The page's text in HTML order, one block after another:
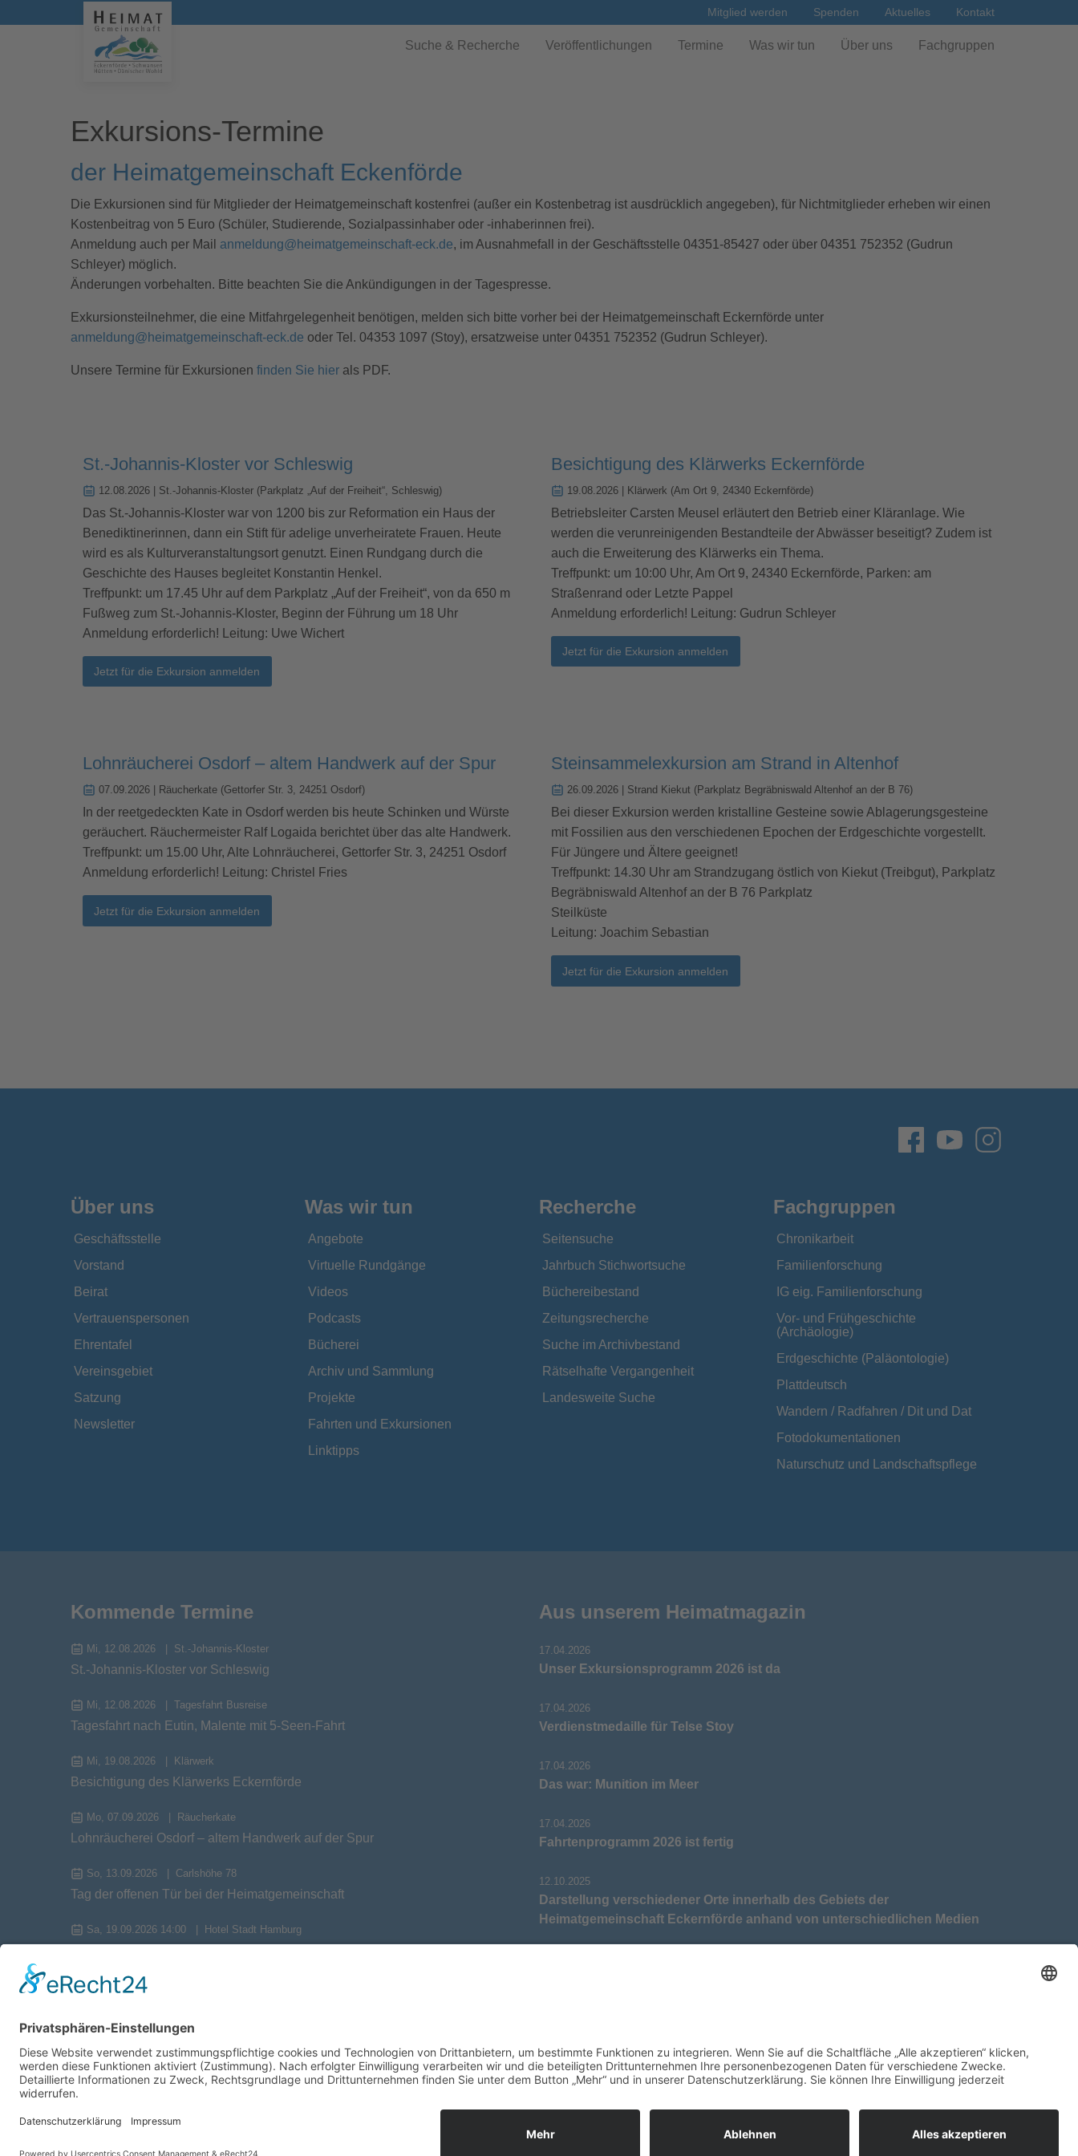
Mitglied werden Spenden Aktuelles Kontakt
Suche & Recherche Veröffentlichungen Termine Was wir tun Über uns Fachgruppen
Exkursions-Termine
der Heimatgemeinschaft Eckenförde
Die Exkursionen sind für Mitglieder der Heimatgemeinschaft kostenfrei (außer ein Kostenbetrag ist ausdrücklich angegeben), für Nichtmitglieder erheben wir einen
Kostenbeitrag von 5 Euro (Schüler, Studierende, Sozialpassinhaber oder -inhaberinnen frei).
Anmeldung auch per Mail anmeldung@heimatgemeinschaft-eck.de, im Ausnahmefall in der Geschäftsstelle 04351-85427 oder über 04351 752352 (Gudrun
Schleyer) möglich.
Änderungen vorbehalten. Bitte beachten Sie die Ankündigungen in der Tagespresse.
Exkursionsteilnehmer, die eine Mitfahrgelegenheit benötigen, melden sich bitte vorher bei der Heimatgemeinschaft Eckernförde unter
anmeldung@heimatgemeinschaft-eck.de oder Tel. 04353 1097 (Stoy), ersatzweise unter 04351 752352 (Gudrun Schleyer).
Unsere Termine für Exkursionen finden Sie hier als PDF.
St.-Johannis-Kloster vor Schleswig
12.08.2026 | St.-Johannis-Kloster (Parkplatz „Auf der Freiheit“, Schleswig)
Das St.-Johannis-Kloster war von 1200 bis zur Reformation ein Haus der
Benediktinerinnen, dann ein Stift für adelige unverheiratete Frauen. Heute
wird es als Kulturveranstaltungsort genutzt. Einen Rundgang durch die
Geschichte des Hauses begleitet Konstantin Henkel.
Treffpunkt: um 17.45 Uhr auf dem Parkplatz „Auf der Freiheit“, von da 650 m
Fußweg zum St.-Johannis-Kloster, Beginn der Führung um 18 Uhr
Anmeldung erforderlich! Leitung: Uwe Wichert
Jetzt für die Exkursion anmelden
Besichtigung des Klärwerks Eckernförde
19.08.2026 | Klärwerk (Am Ort 9, 24340 Eckernförde)
Betriebsleiter Carsten Meusel erläutert den Betrieb einer Kläranlage. Wie
werden die verunreinigenden Bestandteile der Abwässer beseitigt? Zudem ist
auch die Erweiterung des Klärwerks ein Thema.
Treffpunkt: um 10:00 Uhr, Am Ort 9, 24340 Eckernförde, Parken: am
Straßenrand oder Letzte Pappel
Anmeldung erforderlich! Leitung: Gudrun Schleyer
Jetzt für die Exkursion anmelden
Lohnräucherei Osdorf – altem Handwerk auf der Spur
07.09.2026 | Räucherkate (Gettorfer Str. 3, 24251 Osdorf)
In der reetgedeckten Kate in Osdorf werden bis heute Schinken und Würste
geräuchert. Räuchermeister Ralf Logaida berichtet über das alte Handwerk.
Treffpunkt: um 15.00 Uhr, Alte Lohnräucherei, Gettorfer Str. 3, 24251 Osdorf
Anmeldung erforderlich! Leitung: Christel Fries
Jetzt für die Exkursion anmelden
Steinsammelexkursion am Strand in Altenhof
26.09.2026 | Strand Kiekut (Parkplatz Begräbniswald Altenhof an der B 76)
Bei dieser Exkursion werden kristalline Gesteine sowie Ablagerungsgesteine
mit Fossilien aus den verschiedenen Epochen der Erdgeschichte vorgestellt.
Für Jüngere und Ältere geeignet!
Treffpunkt: 14.30 Uhr am Strandzugang östlich von Kiekut (Treibgut), Parkplatz
Begräbniswald Altenhof an der B 76 Parkplatz
Steilküste
Leitung: Joachim Sebastian
Jetzt für die Exkursion anmelden
Über uns
Geschäftsstelle
Vorstand
Beirat
Vertrauenspersonen
Ehrentafel
Vereinsgebiet
Satzung
Newsletter
Was wir tun
Angebote
Virtuelle Rundgänge
Videos
Podcasts
Bücherei
Archiv und Sammlung
Projekte
Fahrten und Exkursionen
Linktipps
Recherche
Seitensuche
Jahrbuch Stichwortsuche
Büchereibestand
Zeitungsrecherche
Suche im Archivbestand
Rätselhafte Vergangenheit
Landesweite Suche
Fachgruppen
Chronikarbeit
Familienforschung
IG eig. Familienforschung
Vor- und Frühgeschichte
(Archäologie)
Erdgeschichte (Paläontologie)
Plattdeutsch
Wandern / Radfahren / Dit und Dat
Fotodokumentationen
Naturschutz und Landschaftspflege
Kommende Termine
Mi, 12.08.2026 St.-Johannis-Kloster
St.-Johannis-Kloster vor Schleswig
Mi, 12.08.2026 Tagesfahrt Busreise
Tagesfahrt nach Eutin, Malente mit 5-Seen-Fahrt
Mi, 19.08.2026 Klärwerk
Besichtigung des Klärwerks Eckernförde
Mo, 07.09.2026 Räucherkate
Lohnräucherei Osdorf – altem Handwerk auf der Spur
So, 13.09.2026 Carlshöhe 78
Tag der offenen Tür bei der Heimatgemeinschaft
Sa, 19.09.2026 14:00 Hotel Stadt Hamburg
Mi, 23.09.2026
Steinsammelexkursion am Strand in Altenhof
Aus unserem Heimatmagazin
17.04.2026
Unser Exkursionsprogramm 2026 ist da
17.04.2026
Verdienstmedaille für Telse Stoy
17.04.2026
Das war: Munition im Meer
17.04.2026
Fahrtenprogramm 2026 ist fertig
12.10.2025
Darstellung verschiedener Orte innerhalb des Gebiets der
Heimatgemeinschaft Eckernförde anhand von unterschiedlichen Medien